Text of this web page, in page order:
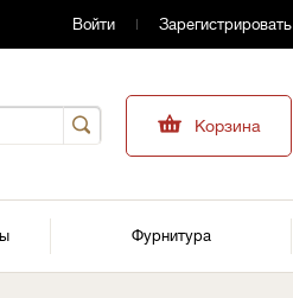
Войти Зарегистрировать
Корзина
Фурнитура